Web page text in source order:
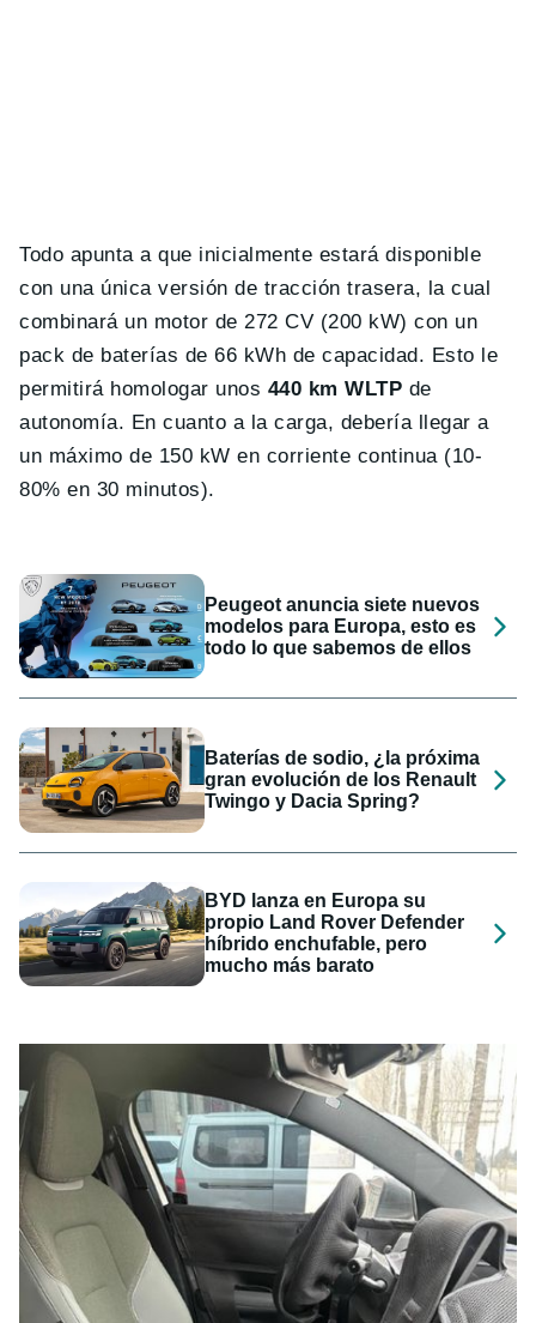
Todo apunta a que inicialmente estará disponible
con una única versión de tracción trasera, la cual
combinará un motor de 272 CV (200 kW) con un
pack de baterías de 66 kWh de capacidad. Esto le
permitirá homologar unos 440 km WLTP de
autonomía. En cuanto a la carga, debería llegar a
un máximo de 150 kW en corriente continua (10-
80% en 30 minutos).
Peugeot anuncia siete nuevos
modelos para Europa, esto es
todo lo que sabemos de ellos
Baterías de sodio, ¿la próxima
gran evolución de los Renault
Twingo y Dacia Spring?
BYD lanza en Europa su
propio Land Rover Defender
híbrido enchufable, pero
mucho más barato